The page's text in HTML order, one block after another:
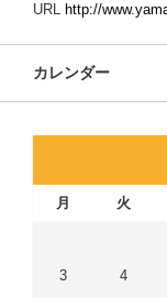
URL http://
カレンダー
月 火
3 4